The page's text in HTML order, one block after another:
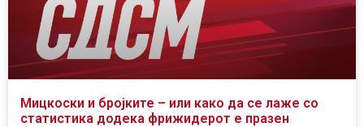
Мицкоски и бројките – или како да се лаже со
статистика додека фрижидерот е празен